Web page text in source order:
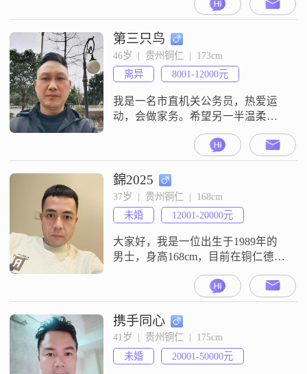
第三只鸟
46岁  |  贵州铜仁  |  173cm
离异
8001-12000元
我是一名市直机关公务员，热爱运
动，会做家务。希望另一半温柔贤
惠，美丽善良。‘属相牛，鸡，狗，
兔，羊，马。星座白羊，双鱼座，
天蝎希望我俩志趣相投，相敬如
宾。共同找寻生命的意义。一起去
旅行，看电影，散步。组建一个幸
福温馨的家庭。
錦2025
37岁  |  贵州铜仁  |  168cm
未婚
12001-20000元
大家好，我是一位出生于1989年的
男士，身高168cm，目前在铜仁德江
工作，浙江人。我的月收入在12001
到20000元之间，学历是大专。我性
格稳重可靠，责任感强，随和易相
处，耐心包容，真诚待人。对我来
说，家庭是最重要的，我非常重视
家庭关系，并且秉持勤俭节约的生
活态度。我热爱看电影，这是我在
携手同心
41岁  |  贵州铜仁  |  175cm
未婚
20001-50000元